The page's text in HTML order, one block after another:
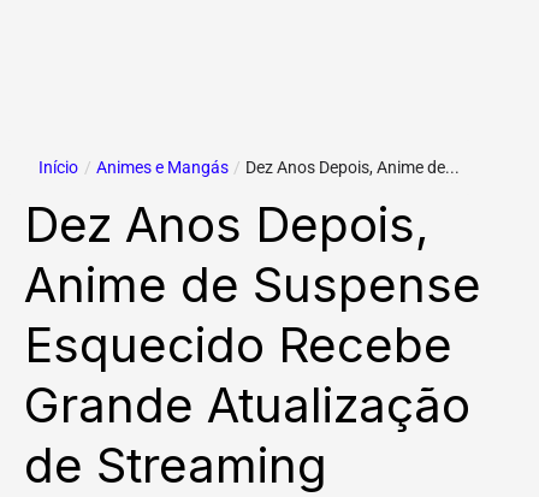
Início / Animes e Mangás / Dez Anos Depois, Anime de...
Dez Anos Depois,
Anime de Suspense
Esquecido Recebe
Grande Atualização
de Streaming